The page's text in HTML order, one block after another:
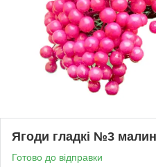
Ягоди гладкі №3
Готово до відправки